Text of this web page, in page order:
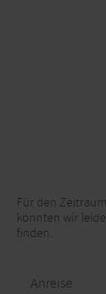
Für den
konnten wir
finden.
Anreise